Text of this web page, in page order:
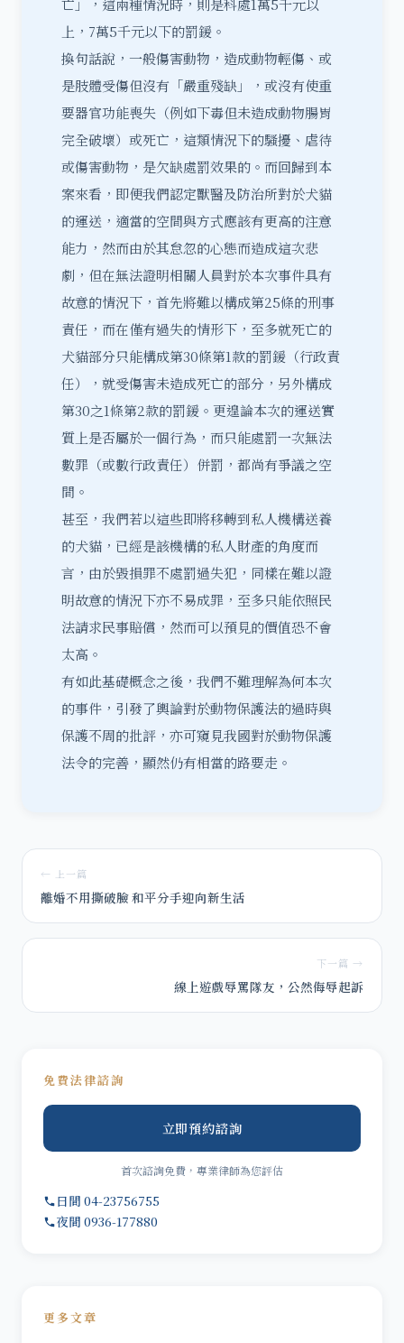
亡」，這兩種情況時，則是科處1萬5千元以
上，7萬5千元以下的罰鍰。
換句話說，一般傷害動物，造成動物輕傷、或
是肢體受傷但沒有「嚴重殘缺」，或沒有使重
要器官功能喪失（例如下毒但未造成動物腸胃
完全破壞）或死亡，這類情況下的騷擾、虐待
或傷害動物，是欠缺處罰效果的。而回歸到本
案來看，即便我們認定獸醫及防治所對於犬貓
的運送，適當的空間與方式應該有更高的注意
能力，然而由於其怠忽的心態而造成這次悲
劇，但在無法證明相關人員對於本次事件具有
故意的情況下，首先將難以構成第25條的刑事
責任，而在僅有過失的情形下，至多就死亡的
犬貓部分只能構成第30條第1款的罰鍰（行政責
任），就受傷害未造成死亡的部分，另外構成
第30之1條第2款的罰鍰。更遑論本次的運送實
質上是否屬於一個行為，而只能處罰一次無法
數罪（或數行政責任）併罰，都尚有爭議之空
間。
甚至，我們若以這些即將移轉到私人機構送養
的犬貓，已經是該機構的私人財產的角度而
言，由於毀損罪不處罰過失犯，同樣在難以證
明故意的情況下亦不易成罪，至多只能依照民
法請求民事賠償，然而可以預見的價值恐不會
太高。
有如此基礎概念之後，我們不難理解為何本次
的事件，引發了輿論對於動物保護法的過時與
保護不周的批評，亦可窺見我國對於動物保護
法令的完善，顯然仍有相當的路要走。
← 上一篇
離婚不用撕破臉 和平分手迎向新生活
下一篇 →
線上遊戲辱罵隊友，公然侮辱起訴
免費法律諮詢
立即預約諮詢
首次諮詢免費，專業律師為您評估
日間 04-23756755
夜間 0936-177880
更多文章